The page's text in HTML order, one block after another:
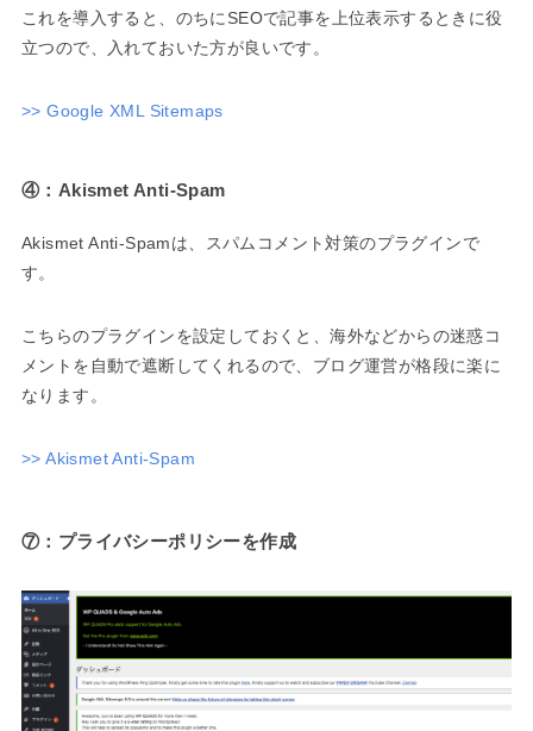
これを導入すると、のちにSEOで記事を上位表示するときに役
立つので、入れておいた方が良いです。
>> Google XML Sitemaps
④：Akismet Anti-Spam
Akismet Anti-Spamは、スパムコメント対策のプラグインで
す。
こちらのプラグインを設定しておくと、海外などからの迷惑コ
メントを自動で遮断してくれるので、ブログ運営が格段に楽に
なります。
>> Akismet Anti-Spam
⑦：プライバシーポリシーを作成